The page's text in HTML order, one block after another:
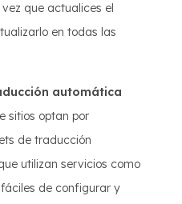
que actualices el
en todas las
automática
sitios optan por
de traducción
utilizan servicios como
de configurar y